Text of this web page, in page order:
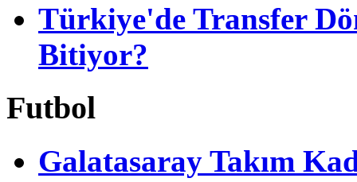
Türkiye'de Transfer
Bitiyor?
Futbol
Galatasaray Takım